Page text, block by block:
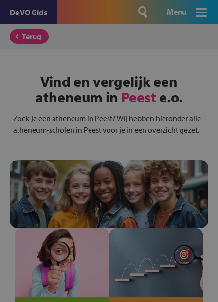
De VO Gids Menu
Terug
Vind en vergelijk een
atheneum in Peest e.o.
Zoek je een atheneum in Peest? Wij hebben hieronder alle
atheneum-scholen in Peest voor je in een overzicht gezet.